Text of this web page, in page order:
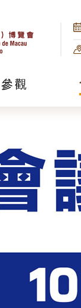
參觀